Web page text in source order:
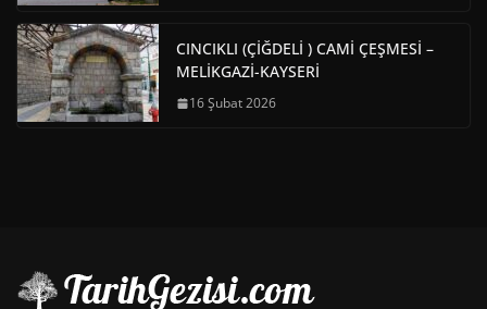
CINCIKLI (ÇİĞDELİ ) CAMİ ÇEŞMESİ –
MELİKGAZİ-KAYSERİ
16 Şubat 2026